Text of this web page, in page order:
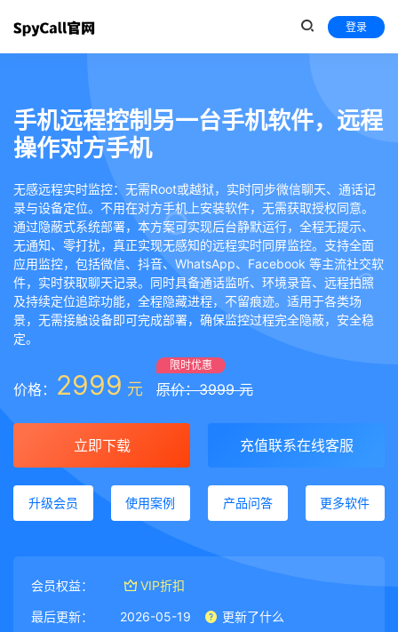
登录
手机远程控制另一台手机软件，远程
操作对方手机
无感远程实时监控：无需Root或越狱，实时同步微信聊天、通话记
录与设备定位。不用在对方手机上安装软件，无需获取授权同意。
通过隐蔽式系统部署，本方案可实现后台静默运行，全程无提示、
无通知、零打扰，真正实现无感知的远程实时同屏监控。支持全面
应用监控，包括微信、抖音、WhatsApp、Facebook 等主流社交软
件，实时获取聊天记录。同时具备通话监听、环境录音、远程拍照
及持续定位追踪功能，全程隐藏进程，不留痕迹。适用于各类场
景，无需接触设备即可完成部署，确保监控过程完全隐蔽，安全稳
定。
价格： 2999 元
限时优惠
原价：3999 元
立即下载 充值联系在线客服
升级会员 使用案例 产品问答 更多软件
会员权益： VIP折扣
最后更新： 2026-05-19 更新了什么